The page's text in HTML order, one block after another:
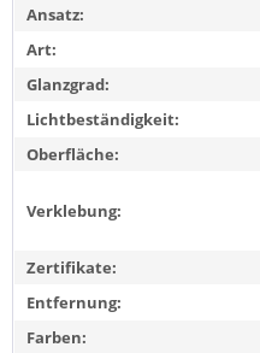
Ansatz:
Art:
Glanzgrad:
Lichtbeständigkeit:
Oberfläche:
Verklebung:
Zertifikate:
Entfernung:
Farben: